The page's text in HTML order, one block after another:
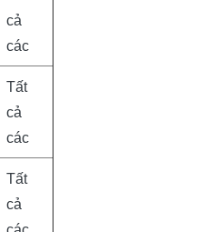
cả
các
Tất
cả
các
Tất
cả